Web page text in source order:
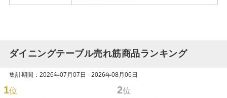
ダイニングテーブル売れ筋商品ランキング
集計期間：2026年07月07日 - 2026年08月06日
1位 2位